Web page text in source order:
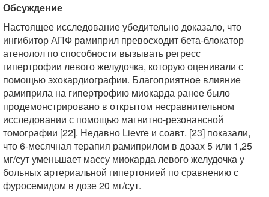
Обсуждение
Настоящее исследование убедительно доказало, что
ингибитор АПФ рамиприл превосходит бета-блокатор
атенолол по способности вызывать регресс
гипертрофии левого желудочка, которую оценивали с
помощью эхокардиографии. Благоприятное влияние
рамиприла на гипертрофию миокарда ранее было
продемонстрировано в открытом несравнительном
исследовании с помощью магнитно-резонансной
томографии [22]. Недавно Lievre и соавт. [23] показали,
что 6-месячная терапия рамиприлом в дозах 5 или 1,25
мг/сут уменьшает массу миокарда левого желудочка у
больных артериальной гипертонией по сравнению с
фуросемидом в дозе 20 мг/сут.